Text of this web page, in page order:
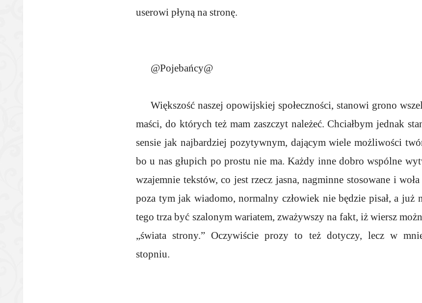
userowi płyną na stronę.
@Pojebańcy@
Większość naszej opowijskiej społeczności, stanowi grono
maści, do których też mam zaszczyt należeć. Chciałbym jednak
sensie jak najbardziej pozytywnym, dającym wiele możliwości
bo u nas głupich po prostu nie ma. Każdy inne dobro wspólne
wzajemnie tekstów, co jest rzecz jasna, nagminne stosowane i
poza tym jak wiadomo, normalny człowiek nie będzie pisał, a już
tego trza być szalonym wariatem, zważywszy na fakt, iż wiersz
„świata strony.” Oczywiście prozy to też dotyczy, lecz w
stopniu.